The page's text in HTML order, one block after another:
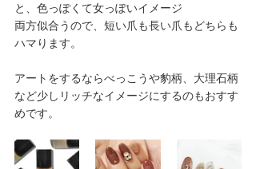
と、色っぽくて女っぽいイメージ
両方似合うので、短い爪も長い爪もどちらも
ハマります。
アートをするならべっこうや豹柄、大理石柄
など少しリッチなイメージにするのもおすす
めです。